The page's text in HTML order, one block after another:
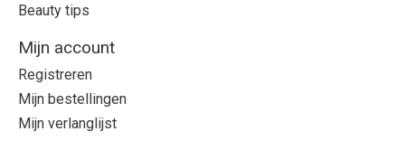
Beauty tips
Mijn account
Registreren
Mijn bestellingen
Mijn verlanglijst